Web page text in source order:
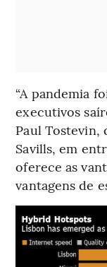
“A pandemia
executivos
Paul Tostevin,
Savills, em
oferece as
vantagens de